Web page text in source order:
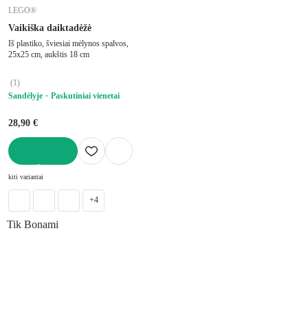
LEGO®
Vaikiška daiktadėžė
Iš plastiko, šviesiai mėlynos spalvos,
25x25 cm, aukštis 18 cm
(1)
Sandėlyje
Paskutiniai vienetai
28,90 €
kiti variantai
+4
Tik Bonami